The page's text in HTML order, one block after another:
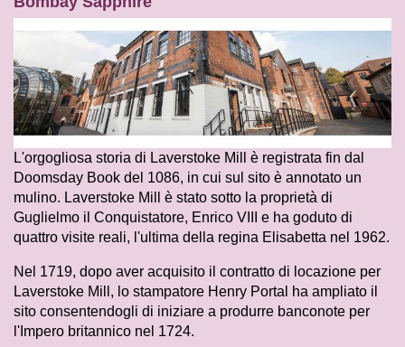
L'orgogliosa storia di Laverstoke Mill è registrata fin dal
Doomsday Book del 1086, in cui sul sito è annotato un
mulino. Laverstoke Mill è stato sotto la proprietà di
Guglielmo il Conquistatore, Enrico VIII e ha goduto di
quattro visite reali, l'ultima della regina Elisabetta nel 1962.
Nel 1719, dopo aver acquisito il contratto di locazione per
Laverstoke Mill, lo stampatore Henry Portal ha ampliato il
sito consentendogli di iniziare a produrre banconote per
l'Impero britannico nel 1724.